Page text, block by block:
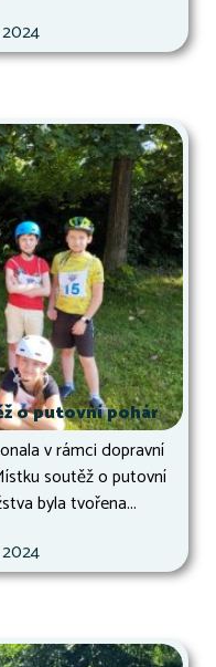
o putovní pohár
v rámci dopravní
soutěž o putovní
byla tvořena...